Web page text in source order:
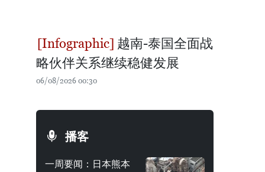
越南-泰国全面战
略伙伴关系继续稳健发展
06/08/2026 00:30
播客
一周要闻：日本熊本